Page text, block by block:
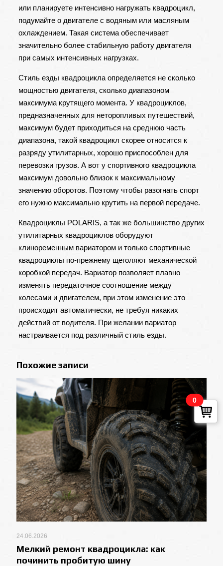
или планируете интенсивно нагружать квадроцикл,
подумайте о двигателе с водяным или масляным
охлаждением. Такая система обеспечивает
значительно более стабильную работу двигателя
при самых интенсивных нагрузках.
Стиль езды квадроцикла определяется не сколько
мощностью двигателя, сколько диапазоном
максимума крутящего момента. У квадроциклов,
предназначенных для неторопливых путешествий,
максимум будет приходиться на среднюю часть
диапазона, такой квадроцикл скорее относится к
разряду утилитарных, хорошо приспособлен для
перевозки грузов. А вот у спортивного квадроцикла
максимум довольно близок к максимальному
значению оборотов. Поэтому чтобы разогнать спорт
его нужно максимально крутить на первой передаче.
Квадроциклы POLARIS, а так же большинство других
утилитарных квадроциклов оборудуют
клиноременным вариатором и только спортивные
квадроциклы по-прежнему щеголяют механической
коробкой передач. Вариатор позволяет плавно
изменять передаточное соотношение между
колесами и двигателем, при этом изменение это
происходит автоматически, не требуя никаких
действий от водителя. При желании вариатор
настраивается под различный стиль езды.
Похожие записи
24.06.2026
Мелкий ремонт квадроцикла: как
починить пробитую шину
0